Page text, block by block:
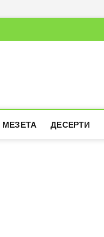
МЕЗЕТА ДЕСЕРТИ